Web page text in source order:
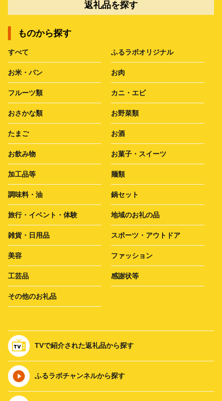
返礼品を探す
ものから探す
すべて ふるラボオリジナル
お米・パン お肉
フルーツ類 カニ・エビ
おさかな類 お野菜類
たまご お酒
お飲み物 お菓子・スイーツ
加工品等 麺類
調味料・油 鍋セット
旅行・イベント・体験 地域のお礼の品
雑貨・日用品 スポーツ・アウトドア
美容 ファッション
工芸品 感謝状等
その他のお礼品
TVで紹介された返礼品から探す
ふるラボチャンネルから探す